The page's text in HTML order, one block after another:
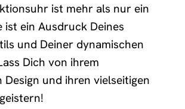
ist mehr als nur ein
ist ein Ausdruck Deines
und Deiner dynamischen
Dich von ihrem
und ihren vielseitigen